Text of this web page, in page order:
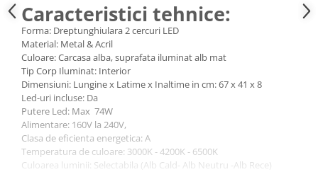
Caracteristici tehnice:
Forma: Dreptunghiulara 2 cercuri LED
Material: Metal & Acril
Culoare: Carcasa alba, suprafata iluminat alb mat
Tip Corp Iluminat: Interior
Dimensiuni: Lungine x Latime x Inaltime in cm: 67 x 41 x 8
Led-uri incluse: Da
Putere Led: Max 74W
Alimentare: 160V la 240V,
Clasa de eficienta energetica: A
Temperatura de culoare: 3000K - 4200K - 6500K
Culoarea luminii: Selectabila (Alb Cald- Alb Neutru -Alb Rece)